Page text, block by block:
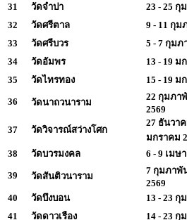
31
วัดจำปา 23 - 25 กุ
32
วัดศรีตาล 9 - 11 กุม
33
วัดศรีบวร 5 - 7 กุมภ
34
วัดอัมพร 13 - 19 ม
35
วัดไทรทอง 15 - 19 ม
36 วัดนาถวนาราม
22 กุมภา
2569
37 วัดวิจารณ์สว่างโศก
27 ธันวา
มกราคม
38 วัดบวรมงคล 6 - 9 เมษ
39 วัดสันติวนาราม
7 กุมภาพั
2569
40 วัดบึงบอน 13 - 23 กุ
41
วัดดาวเรือง 14 - 23 กุ